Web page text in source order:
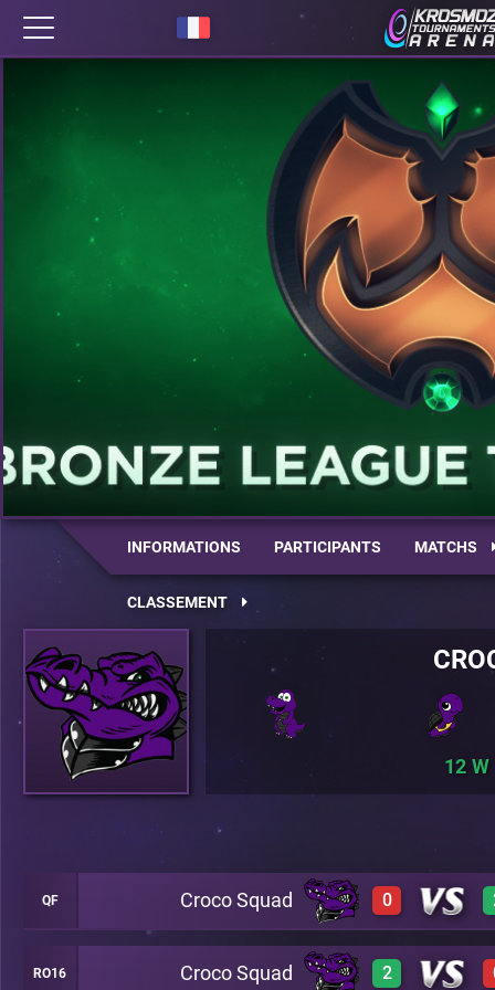
INFORMATIONS PARTICIPANTS MATCHS
CLASSEMENT
12
QF Croco Squad 0
0 A21
RO16 Croco Squad 2